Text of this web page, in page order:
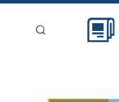
新聞稿分類